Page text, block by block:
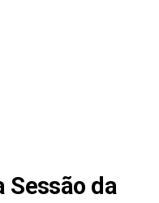
Sessão da